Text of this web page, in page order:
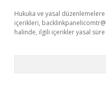
Hukuka ve yasal
içerikleri,
halinde, ilgili içerikler yasal